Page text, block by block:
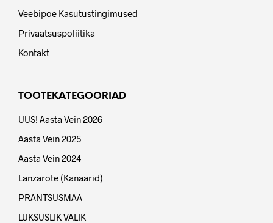
Veebipoe Kasutustingimused
Privaatsuspoliitika
Kontakt
TOOTEKATEGOORIAD
UUS! Aasta Vein 2026
Aasta Vein 2025
Aasta Vein 2024
Lanzarote (Kanaarid)
PRANTSUSMAA
LUKSUSLIK VALIK